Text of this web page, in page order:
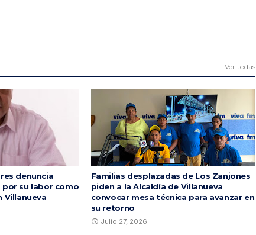
Ver todas
denuncia
por su labor como
Villanueva
Familias desplazadas de Los Zanjones
piden a la Alcaldía de Villanueva
convocar mesa técnica para avanzar en
su retorno
Julio 27, 2026